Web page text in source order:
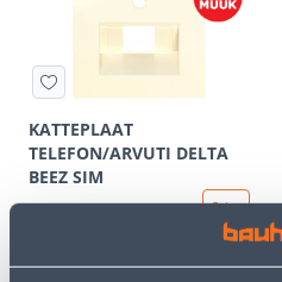
KATTEPLAAT
TELEFON/ARVUTI DELTA
BEEZ SIM